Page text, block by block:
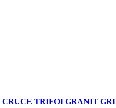
TRIFOI GRANIT GRI